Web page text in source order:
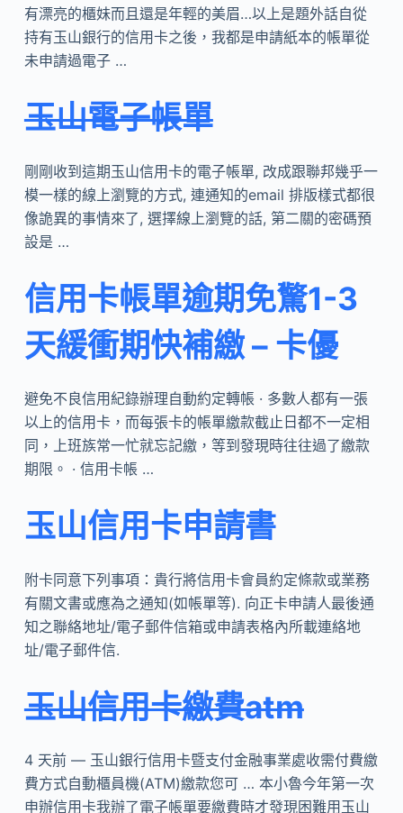
有漂亮的櫃妹而且還是年輕的美眉…以上是題外話自從
持有玉山銀行的信用卡之後，我都是申請紙本的帳單從
未申請過電子 …
玉山電子帳單
剛剛收到這期玉山信用卡的電子帳單, 改成跟聯邦幾乎一
模一樣的線上瀏覽的方式, 連通知的email 排版樣式都很
像詭異的事情來了, 選擇線上瀏覽的話, 第二關的密碼預
設是 …
信用卡帳單逾期免驚1-3
天緩衝期快補繳 – 卡優
避免不良信用紀錄辦理自動約定轉帳 · 多數人都有一張
以上的信用卡，而每張卡的帳單繳款截止日都不一定相
同，上班族常一忙就忘記繳，等到發現時往往過了繳款
期限。 · 信用卡帳 …
玉山信用卡申請書
附卡同意下列事項：貴行將信用卡會員約定條款或業務
有關文書或應為之通知(如帳單等). 向正卡申請人最後通
知之聯絡地址/電子郵件信箱或申請表格內所載連絡地
址/電子郵件信.
玉山信用卡繳費atm
4 天前 — 玉山銀行信用卡暨支付金融事業處收需付費繳
費方式自動櫃員機(ATM)繳款您可 … 本小魯今年第一次
申辦信用卡我辦了電子帳單要繳費時才發現困難用玉山